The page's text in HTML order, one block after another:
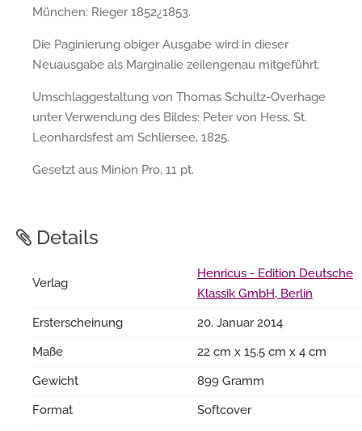
München: Rieger 1852¿1853.
Die Paginierung obiger Ausgabe wird in dieser
Neuausgabe als Marginalie zeilengenau mitgeführt.
Umschlaggestaltung von Thomas Schultz-Overhage
unter Verwendung des Bildes: Peter von Hess, St.
Leonhardsfest am Schliersee, 1825.
Gesetzt aus Minion Pro, 11 pt.
Details
Verlag
Henricus - Edition Deutsche
Klassik GmbH, Berlin
Ersterscheinung
20. Januar 2014
Maße
22 cm x 15.5 cm x 4 cm
Gewicht
899 Gramm
Format
Softcover